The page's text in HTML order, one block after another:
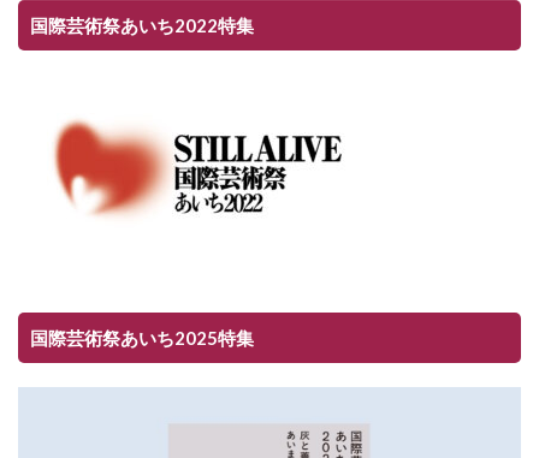
国際芸術祭あいち2022特集
国際芸術祭あいち2025特集